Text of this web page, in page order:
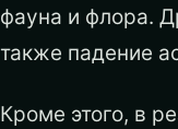
фауна и флора.
также падение
Кроме этого, в